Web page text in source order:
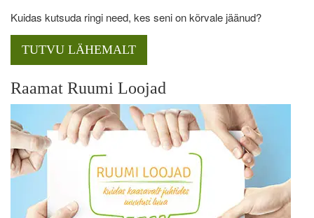
Kuidas kutsuda ringi need, kes seni on kõrvale jäänud?
TUTVU LÄHEMALT
Raamat Ruumi Loojad